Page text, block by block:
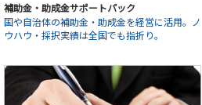
補助金・助成金サポートパック
国や自治体の補助金・助成金を経営に活用。ノ
ウハウ・採択実績は全国でも指折り。